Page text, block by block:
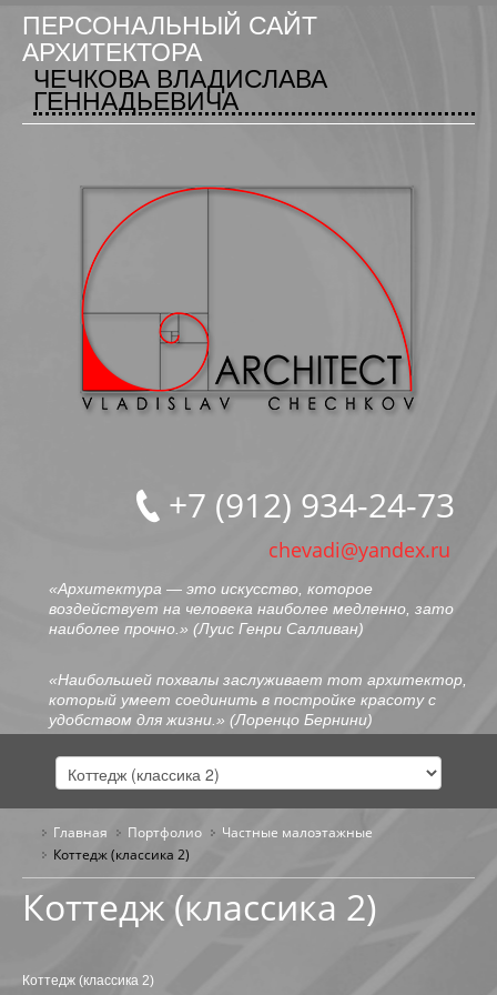
ПЕРСОНАЛЬНЫЙ САЙТ
АРХИТЕКТОРА
ЧЕЧКОВА ВЛАДИСЛАВА
ГЕННАДЬЕВИЧА
+7 (912) 934-24-73
chevadi@yandex.ru
«Архитектура — это искусство, которое
воздействует на человека наиболее медленно, зато
наиболее прочно.» (Луис Генри Салливан)
«Наибольшей похвалы заслуживает тот архитектор,
который умеет соединить в постройке красоту с
удобством для жизни.» (Лоренцо Бернини)
ГЛАВНАЯ
ОБО МНЕ
ОБЩЕСТВЕННЫЕ ЗДАНИЯ
Главная Портфолио
Частные малоэтажные
Коттедж (классика 2)
Коттедж (классика 2)
Коттедж (классика 2)